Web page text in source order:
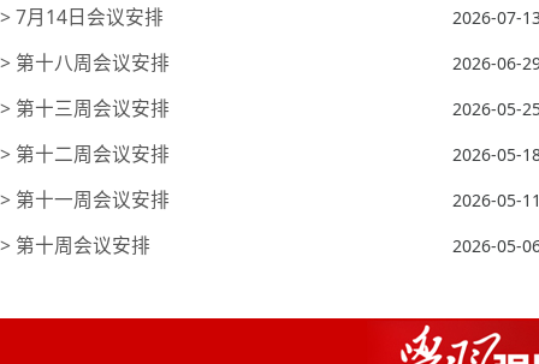
2026-07-
> 7月14日会议安排
2026-06-
> 第十八周会议安排
2026-05-
> 第十三周会议安排
2026-05-
> 第十二周会议安排
2026-05-
> 第十一周会议安排
2026-05-
> 第十周会议安排